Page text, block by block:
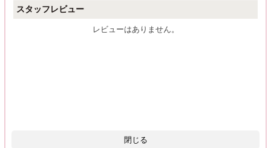
スタッフレビュー
レビューはありません。
閉じる